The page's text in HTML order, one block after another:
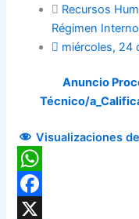
Recursos
Régimen
miércoles, 24
Anuncio
Técnico/
Visualizaciones
WhatsApp
Facebook